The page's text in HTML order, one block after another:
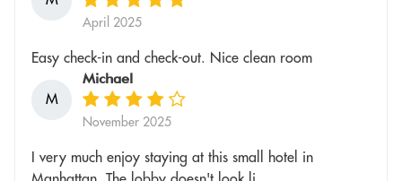
April 2025
Easy check-in and check-out. Nice clean room
M
Michael
November 2025
I very much enjoy staying at this small hotel in